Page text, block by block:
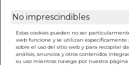
No imprescindibles
Estas cookies pueden no ser
web funcione y se utilizan específicamente
sobre el uso del sitio web y para recopilar
análisis, anuncios y otros contenidos
su uso mientras navega por nuestra